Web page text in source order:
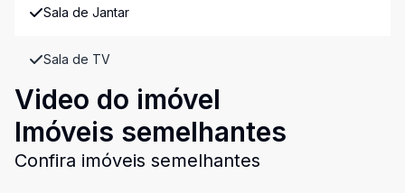
Sala de Jantar
Sala de TV
Video do imóvel
Imóveis semelhantes
Confira imóveis semelhantes